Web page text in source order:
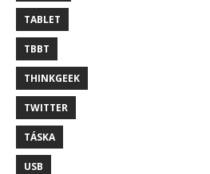
TABLET
TBBT
THINKGEEK
TWITTER
TÁSKA
USB